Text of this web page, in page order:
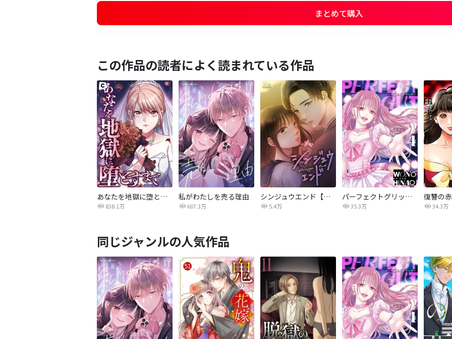
まとめて購入
この作品の読者によく読まれている作品
あなたを地獄に堕とすまで
838.1万
私がわたしを売る理由
607.3万
シンジュウエンド【タテヨミ】
5.4万
パーフェクトグリッター
35.3万 34.3万
同じジャンルの人気作品